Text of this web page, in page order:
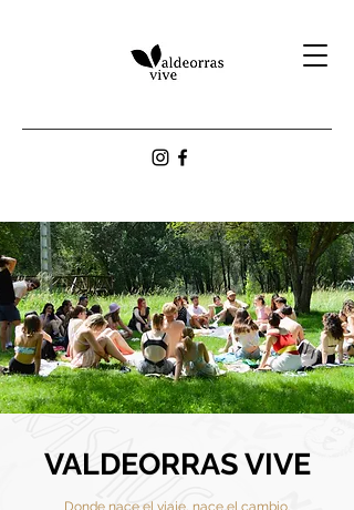
VALDEORRAS VIVE
Donde nace el viaje, nace el cambio.